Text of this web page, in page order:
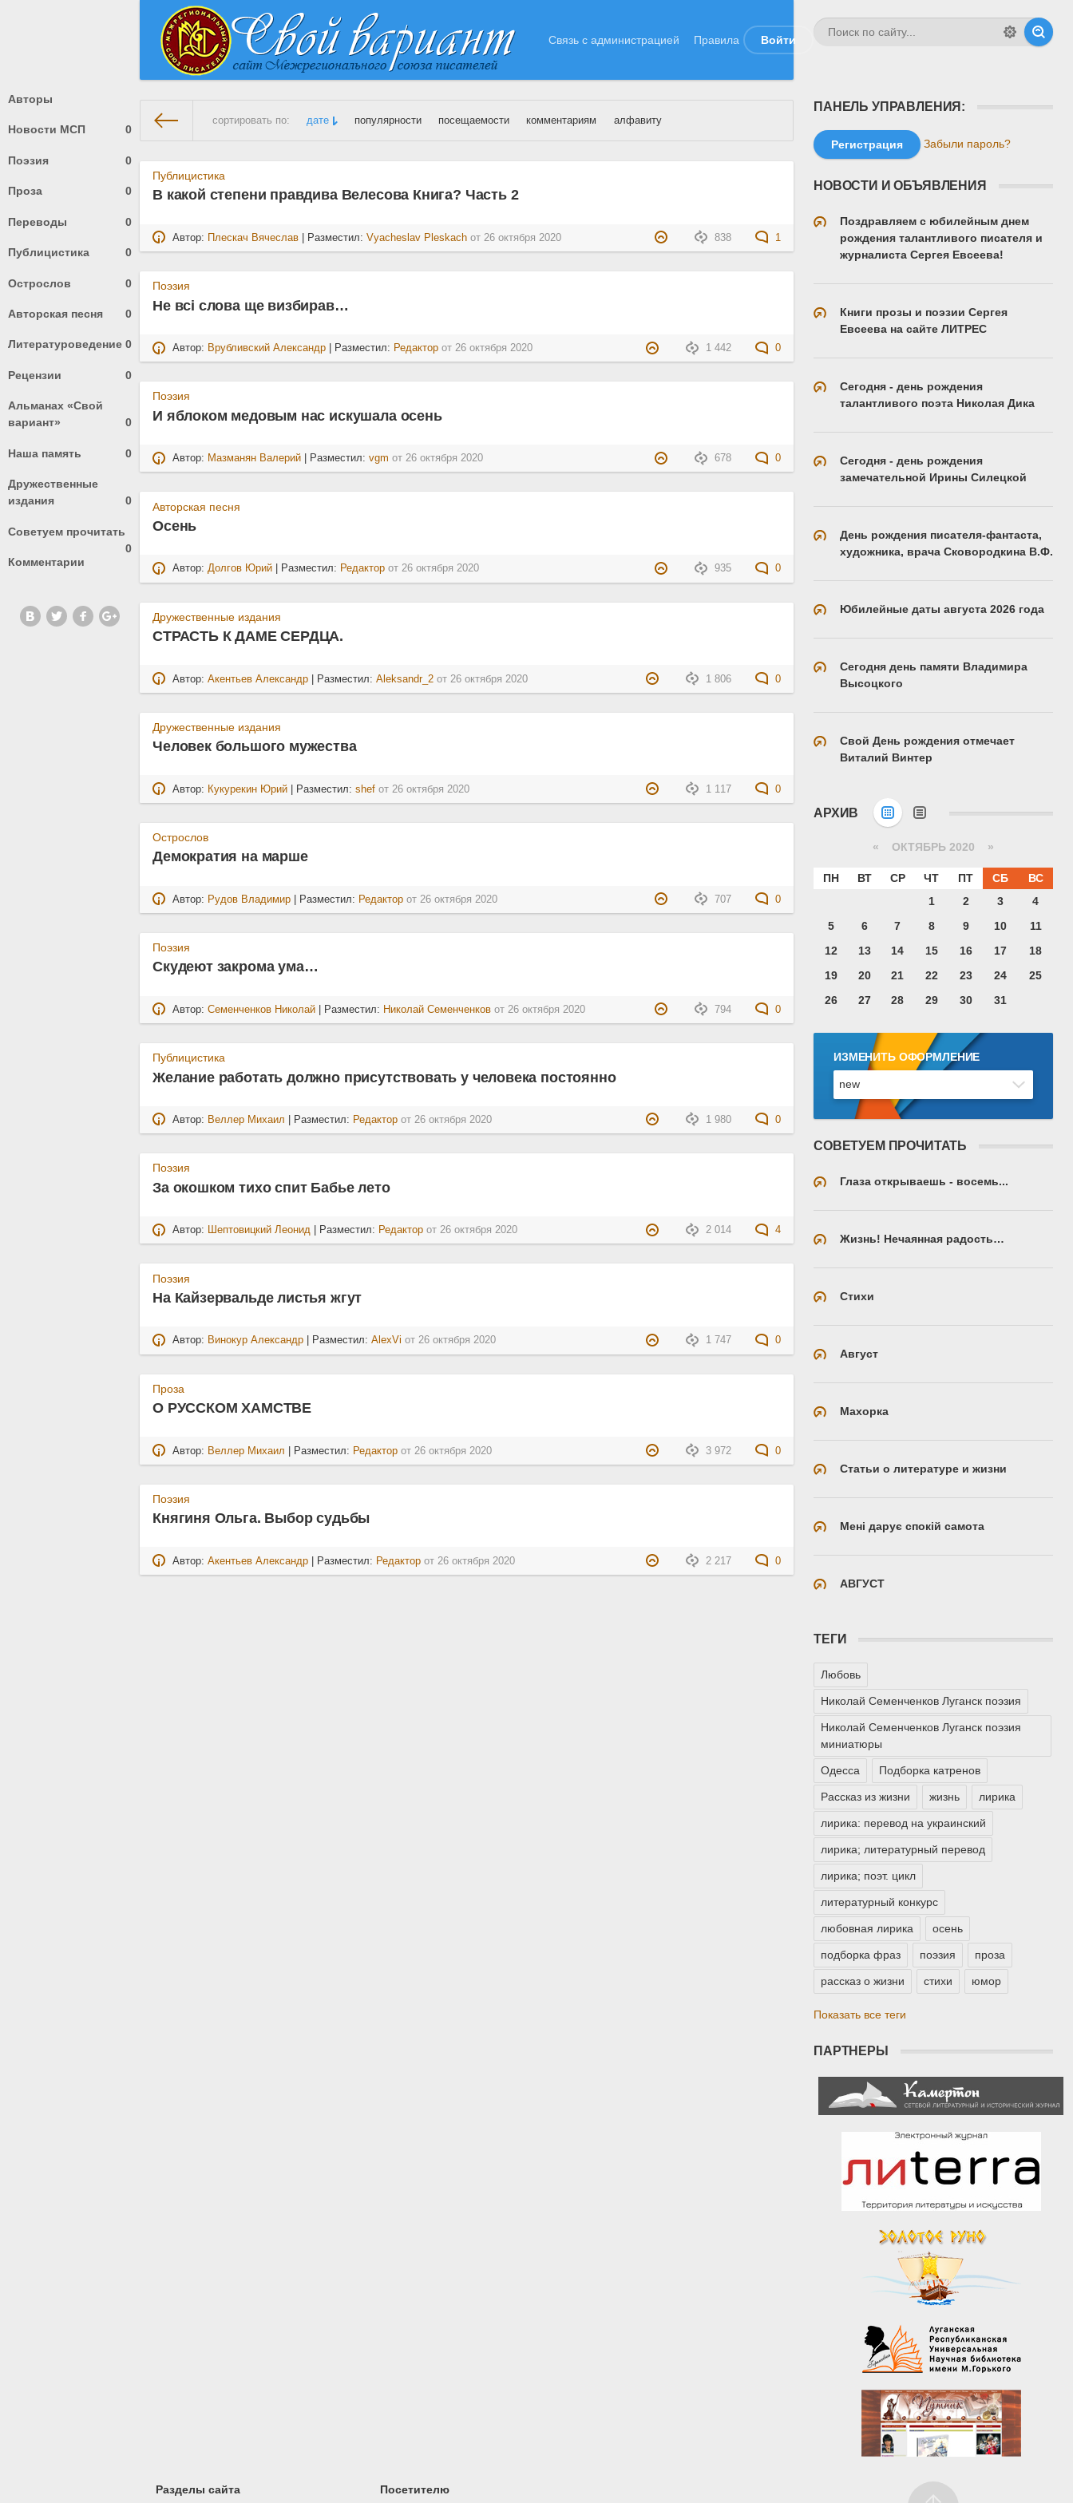
Связь с администрацией Правила Войти
Авторы
Новости МСП 0
Поэзия 0
Проза 0
Переводы 0
Публицистика 0
Острослов 0
Авторская песня 0
Литературоведение 0
Рецензии 0
Альманах «Свой
вариант»
0
Наша память 0
Дружественные
издания
0
Советуем прочитать
0
Комментарии
сортировать по: дате популярности посещаемости комментариям алфавиту
На главную» Материалы за 26.10.2020
Публицистика
В какой степени правдива Велесова Книга? Часть 2
838 1
Автор: Плескач Вячеслав | Разместил:Vyacheslav Pleskach от26 октября 2020
Поэзия
Не всі слова ще визбирав…
1 442 0
Автор: Врубливский Александр | Разместил: Редактор от26 октября 2020
Поэзия
И яблоком медовым нас искушала осень
678 0
Автор: Мазманян Валерий | Разместил:vgm от26 октября 2020
Авторская песня
Осень
935 0
Автор:Долгов Юрий | Разместил: Редактор от26 октября 2020
Дружественные издания
СТРАСТЬ К ДАМЕ СЕРДЦА.
1 806 0
Автор:Акентьев Александр | Разместил:Aleksandr_2 от 26 октября 2020
Дружественные издания
Человек большого мужества
1 117 0
Автор: Кукурекин Юрий | Разместил:shef от 26 октября 2020
Острослов
Демократия на марше
707 0
Автор: Рудов Владимир | Разместил: Редактор от 26 октября 2020
Поэзия
Скудеют закрома ума…
794 0
Автор:Семенченков Николай | Разместил: Николай Семенченков от26 октября 2020
Публицистика
Желание работать должно присутствовать у человека постоянно
1 980 0
Автор: Веллер Михаил | Разместил: Редактор от26 октября 2020
Поэзия
За окошком тихо спит Бабье лето
2 014 4
Автор: Шептовицкий Леонид | Разместил: Редактор от26 октября 2020
Поэзия
На Кайзервальде листья жгут
1 747 0
Автор: Винокур Александр | Разместил:AlexVi от26 октября 2020
Проза
О РУССКОМ ХАМСТВЕ
3 972 0
Автор: Веллер Михаил | Разместил: Редактор от 26 октября 2020
Поэзия
Княгиня Ольга. Выбор судьбы
2 217 0
Автор:Акентьев Александр | Разместил: Редактор от 26 октября 2020
ПАНЕЛЬ УПРАВЛЕНИЯ:
Регистрация Забыли пароль?
НОВОСТИ И ОБЪЯВЛЕНИЯ
Поздравляем с юбилейным днем
рождения талантливого писателя и
журналиста Сергея Евсеева!
Книги прозы и поэзии Сергея
Евсеева на сайте ЛИТРЕС
Сегодня - день рождения
талантливого поэта Николая Дика
Сегодня - день рождения
замечательной Ирины Силецкой
День рождения писателя-фантаста,
художника, врача Сковородкина В.Ф.
Юбилейные даты августа 2026 года
Сегодня день памяти Владимира
Высоцкого
Свой День рождения отмечает
Виталий Винтер
АРХИВ
« ОКТЯБРЬ 2020 »
ПН ВТ СР ЧТ ПТ СБ
ВС
1
2 3
4
5
6 7 8 9 10
11
12
13 14 15 16 17
18
19
20 21 22 23 24
25
26
27 28 29 30 31
ИЗМЕНИТЬ ОФОРМЛЕНИЕ
СОВЕТУЕМ ПРОЧИТАТЬ
Глаза открываешь - восемь...
Жизнь! Нечаянная радость…
Стихи
Август
Махорка
Статьи о литературе и жизни
Мені дарує спокій самота
АВГУСТ
ТЕГИ
Любовь
Николай Семенченков Луганск поэзия
Николай Семенченков Луганск поэзия
миниатюры
Одесса Подборка катренов
Рассказ из жизни жизнь лирика
лирика: перевод на украинский
лирика; литературный перевод
лирика; поэт. цикл
литературный конкурс
любовная лирика осень
подборка фраз поэзия проза
рассказ о жизни стихи юмор
Показать все теги
ПАРТНЕРЫ
Разделы сайта Посетителю